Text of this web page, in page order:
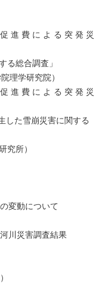
進 費 に よ る 突 発 災
る総合調査」
学研究院）
進 費 に よ る 突 発 災
した雪崩災害に関する
所）
変動について
川災害調査結果